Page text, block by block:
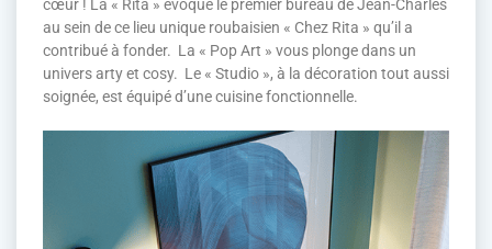
cœur ! La « Rita » évoque le premier bureau de Jean-Charles
au sein de ce lieu unique roubaisien « Chez Rita » qu’il a
contribué à fonder. La « Pop Art » vous plonge dans un
univers arty et cosy. Le « Studio », à la décoration tout aussi
soignée, est équipé d’une cuisine fonctionnelle.